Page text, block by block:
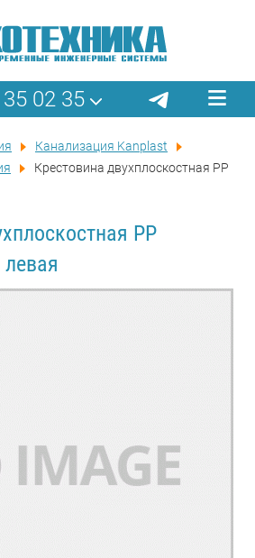
35 02 35
Канализация Kanplast
Крестовина двухплоскостная PP
PP